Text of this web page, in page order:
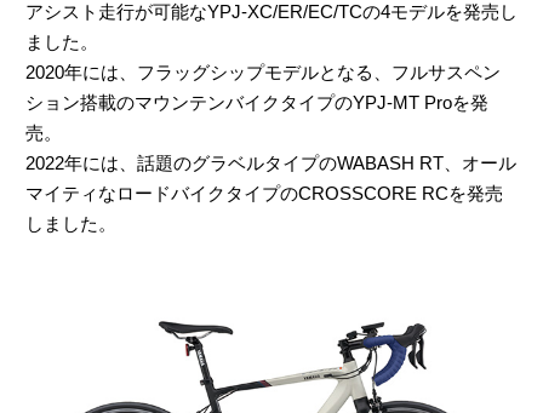
アシスト走行が可能なYPJ-XC/ER/EC/TCの4モデルを発売し
ました。
2020年には、フラッグシップモデルとなる、フルサスペン
ション搭載のマウンテンバイクタイプのYPJ-MT Proを発
売。
2022年には、話題のグラベルタイプのWABASH RT、オール
マイティなロードバイクタイプのCROSSCORE RCを発売
しました。